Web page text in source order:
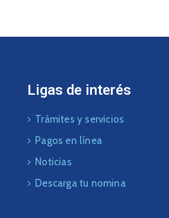
Ligas de interés
Trámites y servicios
Pagos en línea
Noticias
Descarga tu nomina